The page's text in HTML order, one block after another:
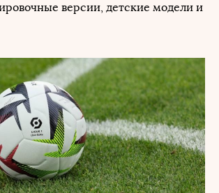
версии, детские модели и